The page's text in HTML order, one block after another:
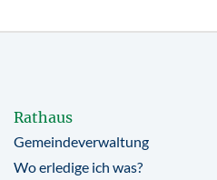
Rathaus
Gemeindeverwaltung
Wo erledige ich was?